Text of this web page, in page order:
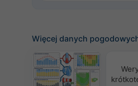
Więcej danych